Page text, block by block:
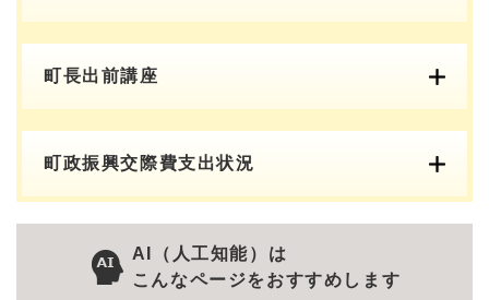
町長出前講座
町政振興交際費支出状況
AI（人工知能）は
こんなページをおすすめします